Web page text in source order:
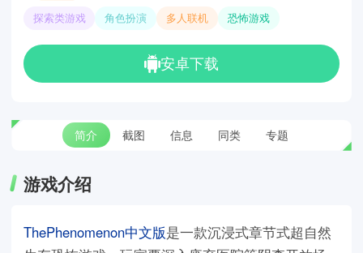
探索类游戏 角色扮演 多人联机 恐怖游戏
安卓下载
简介 截图 信息 同类 专题
游戏介绍
ThePhenomenon中文版是一款沉浸式章节式超自然